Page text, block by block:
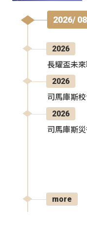
2026/
2026
長耀盃未
2026
司馬庫斯
2026
司馬庫斯
more